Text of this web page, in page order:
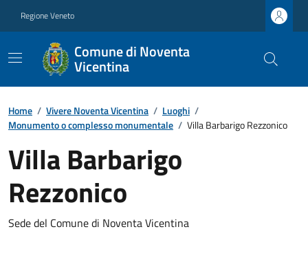
Regione Veneto
Comune di Noventa
Vicentina
Home / Vivere Noventa Vicentina / Luoghi /
Monumento o complesso monumentale / Villa Barbarigo Rezzonico
Villa Barbarigo
Rezzonico
Sede del Comune di Noventa Vicentina